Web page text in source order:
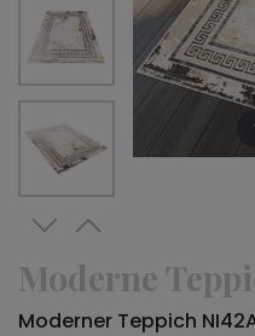
Moderne
Moderner Teppich NI42A